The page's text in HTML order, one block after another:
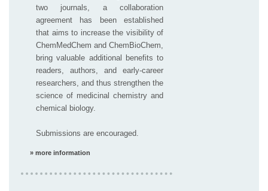
two journals, a collaboration
agreement has been established
that aims to increase the visibility of
ChemMedChem and ChemBioChem,
bring valuable additional benefits to
readers, authors, and early-career
researchers, and thus strengthen the
science of medicinal chemistry and
chemical biology.
Submissions are encouraged.
» more information